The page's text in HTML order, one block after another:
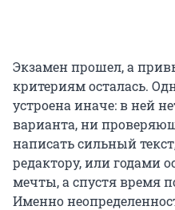
Экзамен прошел, а
критериям осталась.
устроена иначе: в ней
варианта, ни
написать сильный
редактору, или годами
мечты, а спустя время
Именно